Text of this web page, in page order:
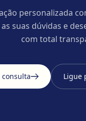
personalizada
suas dúvidas e
com total
Ligue